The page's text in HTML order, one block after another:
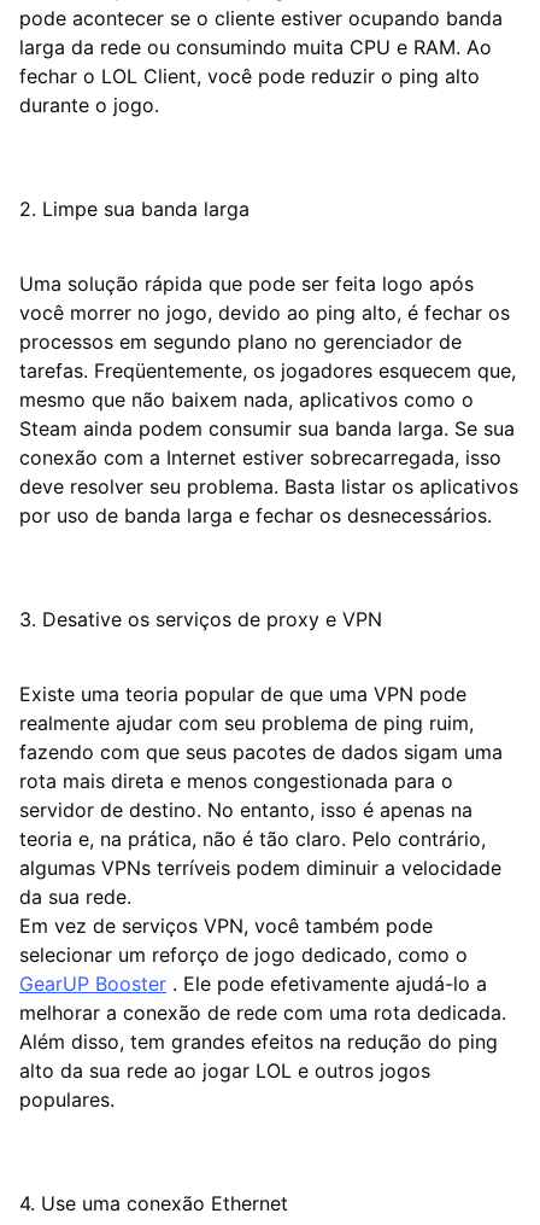
pode acontecer se o cliente estiver ocupando banda
larga da rede ou consumindo muita CPU e RAM. Ao
fechar o LOL Client, você pode reduzir o ping alto
durante o jogo.
2. Limpe sua banda larga
Uma solução rápida que pode ser feita logo após
você morrer no jogo, devido ao ping alto, é fechar os
processos em segundo plano no gerenciador de
tarefas. Freqüentemente, os jogadores esquecem que,
mesmo que não baixem nada, aplicativos como o
Steam ainda podem consumir sua banda larga. Se sua
conexão com a Internet estiver sobrecarregada, isso
deve resolver seu problema. Basta listar os aplicativos
por uso de banda larga e fechar os desnecessários.
3. Desative os serviços de proxy e VPN
Existe uma teoria popular de que uma VPN pode
realmente ajudar com seu problema de ping ruim,
fazendo com que seus pacotes de dados sigam uma
rota mais direta e menos congestionada para o
servidor de destino. No entanto, isso é apenas na
teoria e, na prática, não é tão claro. Pelo contrário,
algumas VPNs terríveis podem diminuir a velocidade
da sua rede.
Em vez de serviços VPN, você também pode
selecionar um reforço de jogo dedicado, como o
GearUP Booster . Ele pode efetivamente ajudá-lo a
melhorar a conexão de rede com uma rota dedicada.
Além disso, tem grandes efeitos na redução do ping
alto da sua rede ao jogar LOL e outros jogos
populares.
4. Use uma conexão Ethernet